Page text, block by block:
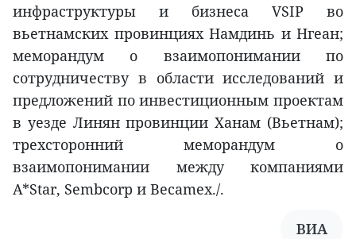
инфраструктуры и бизнеса VSIP во
вьетнамских провинциях Намдинь и Нгеан;
меморандум о взаимопонимании по
сотрудничеству в области исследований и
предложений по инвестиционным проектам
в уезде Линян провинции Ханам (Вьетнам);
трехсторонний меморандум о
взаимопонимании между компаниями
A*Star, Sembcorp и Becamex./.
ВИА